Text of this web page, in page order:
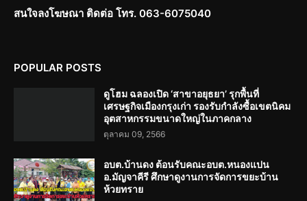
สนใจลงโฆษณา ติดต่อ โทร. 063-6075040
POPULAR POSTS
ดูโฮม ฉลองเปิด ‘สาขาอยุธยา’ รุกพื้นที่
เศรษฐกิจเมืองกรุงเก่า รองรับกำลังซื้อเขตนิคม
อุตสาหกรรมขนาดใหญ่ในภาคกลาง
ตุลาคม 09, 2566
อบต.บ้านดง ต้อนรับคณะอบต.หนองแปน
อ.มัญจาคีรี ศึกษาดูงานการจัดการขยะบ้าน
ห้วยทราย